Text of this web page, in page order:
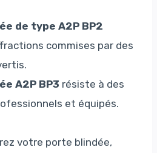
de type A2P BP2
commises par des
A2P BP3 résiste à des
et équipés.
votre porte blindée,